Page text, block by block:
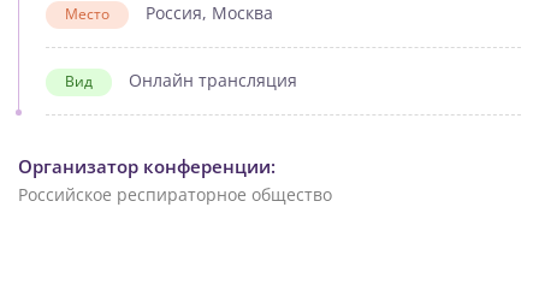
Место Россия, Москва
Вид Онлайн трансляция
Организатор конференции:
Российское респираторное общество